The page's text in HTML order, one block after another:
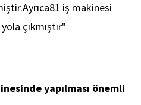
iş makinesi
çıkmıştır"
yapılması önemli